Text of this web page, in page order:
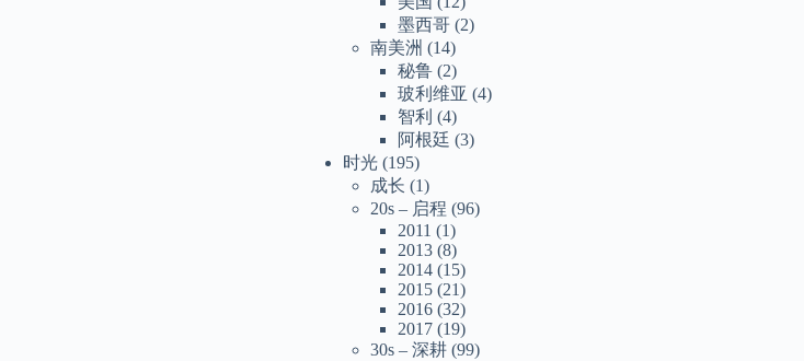
墨西哥 (2)
南美洲 (14)
秘鲁 (2)
玻利维亚 (4)
智利 (4)
阿根廷 (3)
时光 (195)
成长 (1)
20s – 启程 (96)
2011 (1)
2013 (8)
2014 (15)
2015 (21)
2016 (32)
2017 (19)
30s – 深耕 (99)